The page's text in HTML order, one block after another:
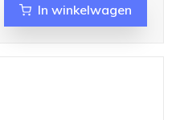
In winkelwagen